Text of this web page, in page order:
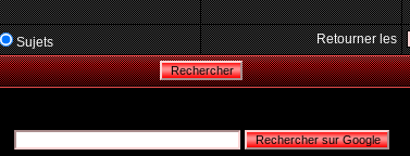
Sujets Retourner les